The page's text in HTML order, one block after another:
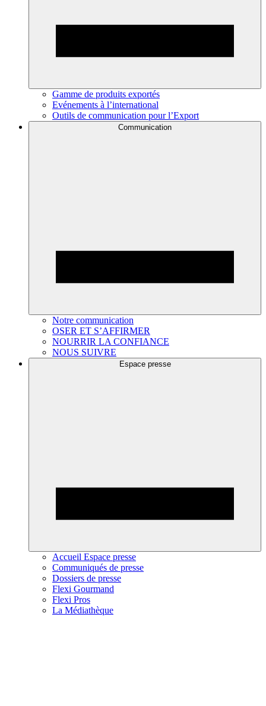
Gamme de produits exportés
Evénements à l’international
Outils de communication pour l’Export
Communication
Notre communication
OSER ET S’AFFIRMER
NOURRIR LA CONFIANCE
NOUS SUIVRE
Espace presse
Accueil Espace presse
Communiqués de presse
Dossiers de presse
Flexi Gourmand
Flexi Pros
La Médiathèque